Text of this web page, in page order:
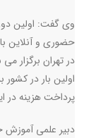
وی گفت: اولین
حضوری و آنلاین
در تهران برگزار
اولین بار در کشور
پرداخت هزینه در
دبیر علمی آموزش